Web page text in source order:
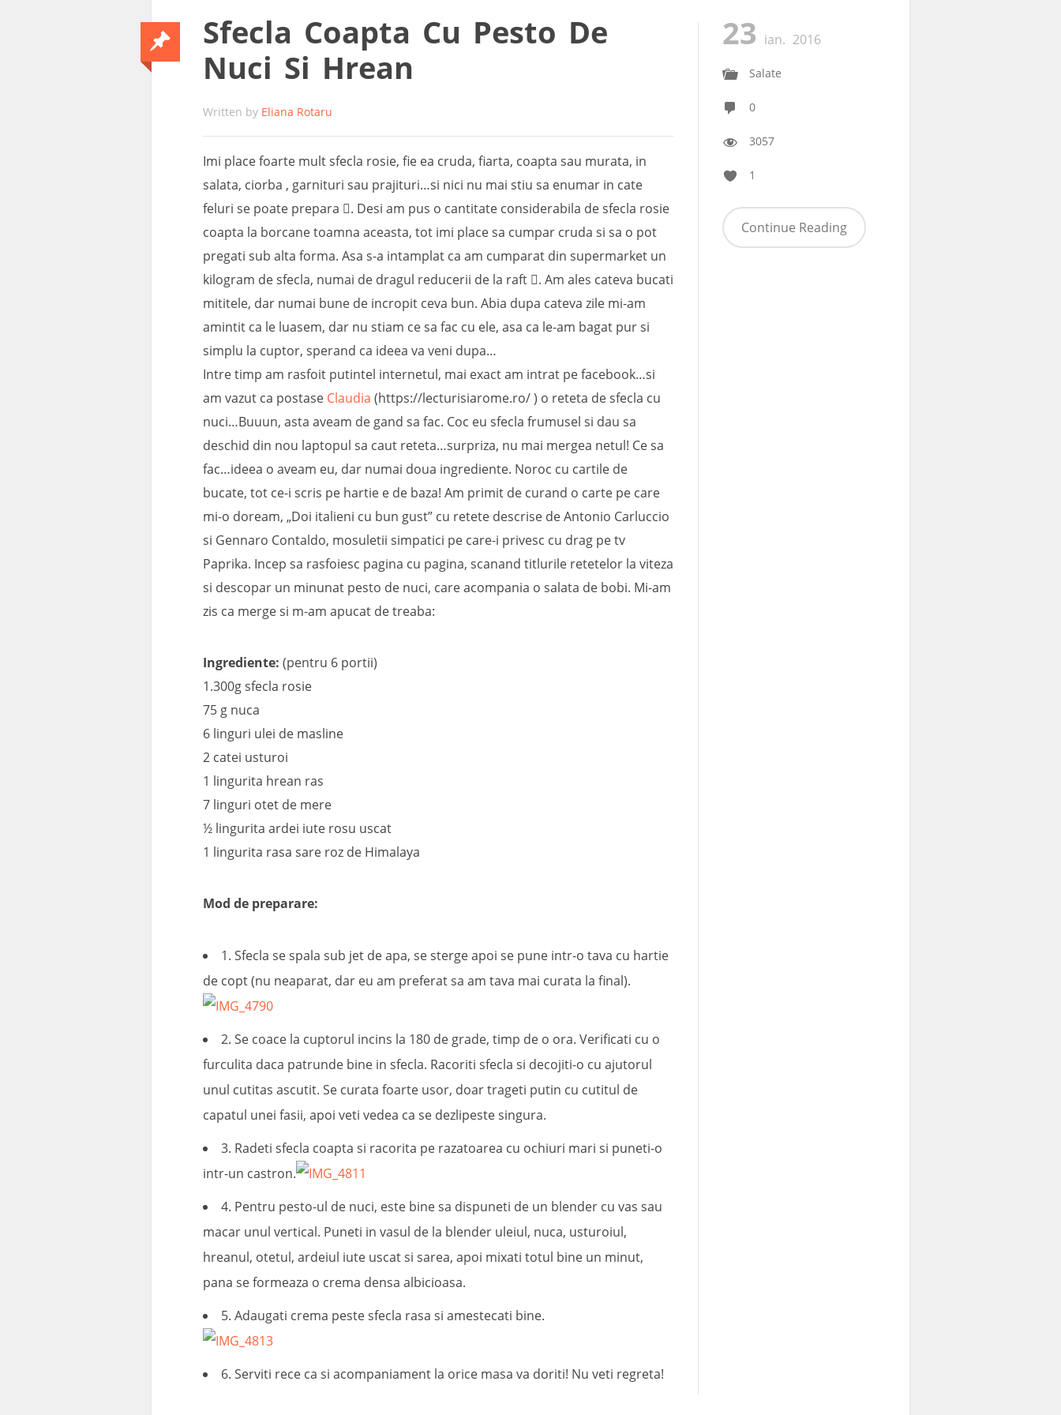
Sfecla Coapta Cu Pesto De
Nuci Si Hrean
Written by Eliana Rotaru
Imi place foarte mult sfecla rosie, fie ea cruda, fiarta, coapta sau murata, in
salata, ciorba , garnituri sau prajituri…si nici nu mai stiu sa enumar in cate
feluri se poate prepara . Desi am pus o cantitate considerabila de sfecla rosie
coapta la borcane toamna aceasta, tot imi place sa cumpar cruda si sa o pot
pregati sub alta forma. Asa s-a intamplat ca am cumparat din supermarket un
kilogram de sfecla, numai de dragul reducerii de la raft . Am ales cateva bucati
mititele, dar numai bune de incropit ceva bun. Abia dupa cateva zile mi-am
amintit ca le luasem, dar nu stiam ce sa fac cu ele, asa ca le-am bagat pur si
simplu la cuptor, sperand ca ideea va veni dupa…
Intre timp am rasfoit putintel internetul, mai exact am intrat pe facebook…si
am vazut ca postase Claudia (https://lecturisiarome.ro/ ) o reteta de sfecla cu
nuci…Buuun, asta aveam de gand sa fac. Coc eu sfecla frumusel si dau sa
deschid din nou laptopul sa caut reteta…surpriza, nu mai mergea netul! Ce sa
fac…ideea o aveam eu, dar numai doua ingrediente. Noroc cu cartile de
bucate, tot ce-i scris pe hartie e de baza! Am primit de curand o carte pe care
mi-o doream, „Doi italieni cu bun gust” cu retete descrise de Antonio Carluccio
si Gennaro Contaldo, mosuletii simpatici pe care-i privesc cu drag pe tv
Paprika. Incep sa rasfoiesc pagina cu pagina, scanand titlurile retetelor la viteza
si descopar un minunat pesto de nuci, care acompania o salata de bobi. Mi-am
zis ca merge si m-am apucat de treaba:
Ingrediente: (pentru 6 portii)
1.300g sfecla rosie
75 g nuca
6 linguri ulei de masline
2 catei usturoi
1 lingurita hrean ras
7 linguri otet de mere
½ lingurita ardei iute rosu uscat
1 lingurita rasa sare roz de Himalaya
Mod de preparare:
1. Sfecla se spala sub jet de apa, se sterge apoi se pune intr-o tava cu hartie
de copt (nu neaparat, dar eu am preferat sa am tava mai curata la final).
2. Se coace la cuptorul incins la 180 de grade, timp de o ora. Verificati cu o
furculita daca patrunde bine in sfecla. Racoriti sfecla si decojiti-o cu ajutorul
unul cutitas ascutit. Se curata foarte usor, doar trageti putin cu cutitul de
capatul unei fasii, apoi veti vedea ca se dezlipeste singura.
3. Radeti sfecla coapta si racorita pe razatoarea cu ochiuri mari si puneti-o
intr-un castron.
4. Pentru pesto-ul de nuci, este bine sa dispuneti de un blender cu vas sau
macar unul vertical. Puneti in vasul de la blender uleiul, nuca, usturoiul,
hreanul, otetul, ardeiul iute uscat si sarea, apoi mixati totul bine un minut,
pana se formeaza o crema densa albicioasa.
5. Adaugati crema peste sfecla rasa si amestecati bine.
6. Serviti rece ca si acompaniament la orice masa va doriti! Nu veti regreta!
23 ian. 2016
Salate
0
3057
1
Continue Reading